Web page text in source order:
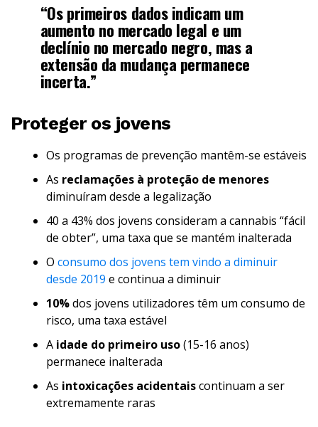
“Os primeiros dados indicam um
aumento no mercado legal e um
declínio no mercado negro, mas a
extensão da mudança permanece
incerta.”
Proteger os jovens
Os programas de prevenção mantêm-se estáveis
As reclamações à proteção de menores
diminuíram desde a legalização
40 a 43% dos jovens consideram a cannabis “fácil
de obter”, uma taxa que se mantém inalterada
O consumo dos jovens tem vindo a diminuir
desde 2019 e continua a diminuir
10%dos jovens utilizadores têm um consumo de
risco, uma taxa estável
A idade do primeiro uso(15-16 anos)
permanece inalterada
As intoxicações acidentaiscontinuam a ser
extremamente raras